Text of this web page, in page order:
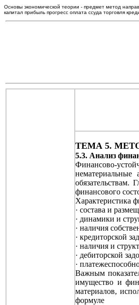
Основы экономической теории - предмет метод
капитал прибыль прогресс оплата ссуда торговля
ТЕМА 5.
5.3. Анализ
Финансово-
финансового
Характеристика
· состава и
· динамики и
· наличия
· кредиторской
· наличия и
· дебиторской
·
Важным
имущество и
материалов,
формуле